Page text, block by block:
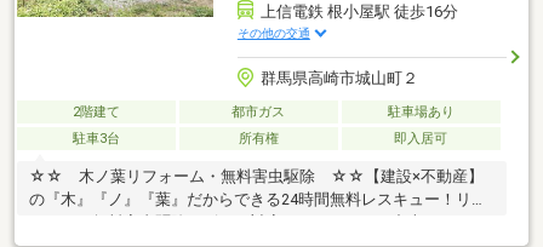
上信電鉄 根小屋駅 徒歩16分
その他の交通
群馬県高崎市城山町２
2階建て 都市ガス
駐車場あり
駐車3台
所有権 即入居可
☆☆ 木ノ葉リフォーム・無料害虫駆除 ☆☆【建設×不動産】
の『木』『ノ』『葉』だからできる24時間無料レスキュー！リフ
ォーム・無料害虫駆除サビース対応しております！中古でもアフ